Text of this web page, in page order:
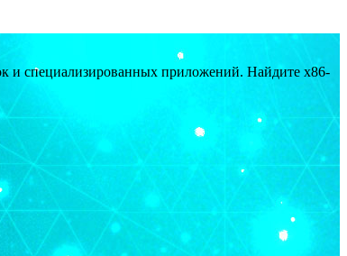
и специализированных приложений. Найдите x86-